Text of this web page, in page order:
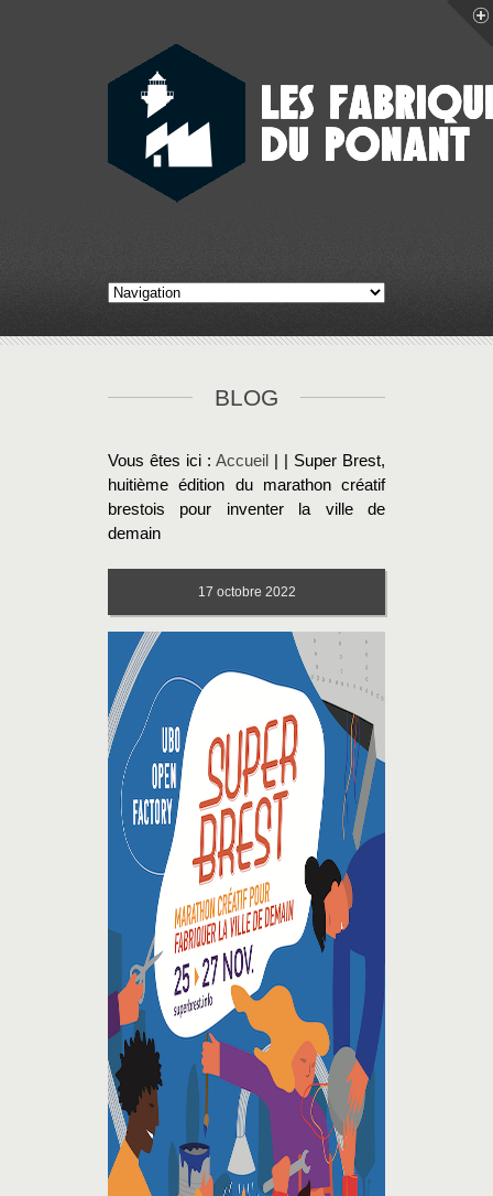
BLOG
Vous êtes ici : Accueil
| | Super Brest,
huitième édition du marathon créatif
brestois pour inventer la ville de
demain
17 octobre 2022